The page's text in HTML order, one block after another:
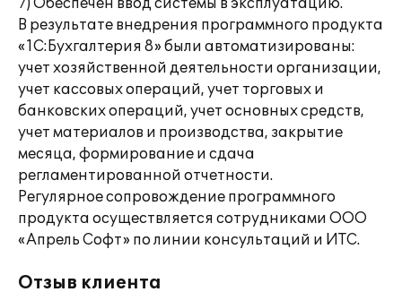
7) Обеспечен ввод системы в эксплуатацию.
В результате внедрения программного продукта
«1С:Бухгалтерия 8» были автоматизированы:
учет хозяйственной деятельности организации,
учет кассовых операций, учет торговых и
банковских операций, учет основных средств,
учет материалов и производства, закрытие
месяца, формирование и сдача
регламентированной отчетности.
Регулярное сопровождение программного
продукта осуществляется сотрудниками ООО
«Апрель Софт» по линии консультаций и ИТС.
Отзыв клиента